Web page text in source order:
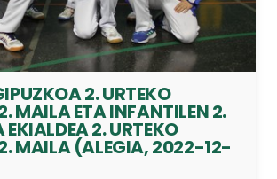
2. URTEKO
MAILA ETA INFANTILEN 2.
2. URTEKO
MAILA (ALEGIA, 2022-12-